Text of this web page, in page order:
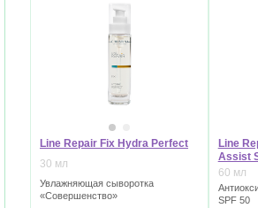
Line Repair Fix Hydra Perfect
30 мл
Увлажняющая сыворотка
«Совершенство»
Line
Assist
60 мл
SPF 50